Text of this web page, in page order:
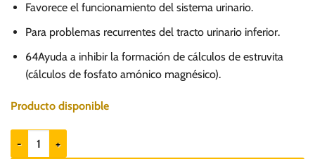
Favorece el funcionamiento del sistema urinario.
Para problemas recurrentes del tracto urinario inferior.
64Ayuda a inhibir la formación de cálculos de estruvita
(cálculos de fosfato amónico magnésico).
Producto disponible
UrinaryMet mini x 60 tabs - Suplemento para Perros y Gatos cantidad